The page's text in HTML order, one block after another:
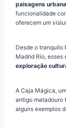
paisagens
funcionalidade
oferecem um
Desde o tranquilo
Madrid Río,
exploração
A Caja Mágica, um
antigo matadouro
alguns exemplos